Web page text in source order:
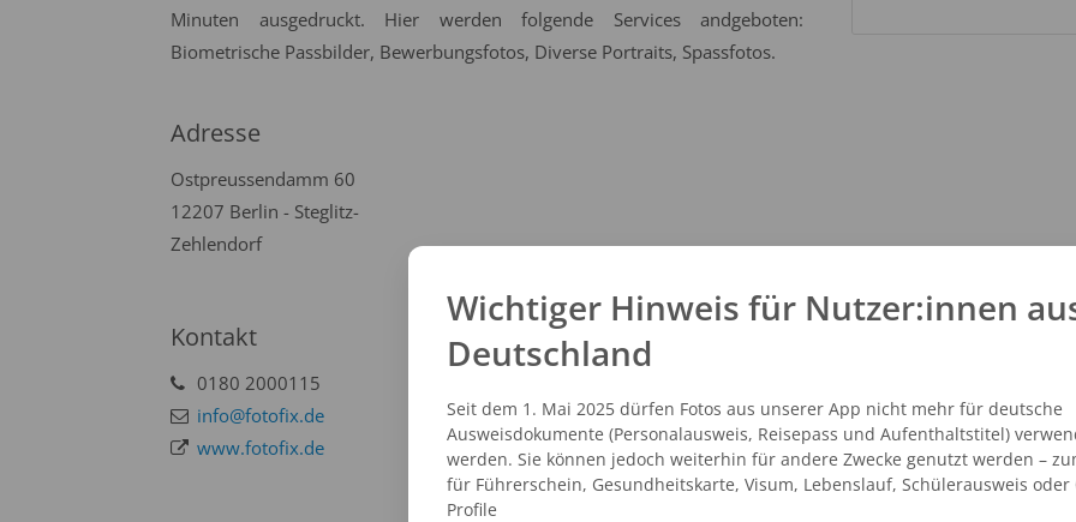
Minuten ausgedruckt. Hier werden folgende Services andgeboten:
Biometrische Passbilder, Bewerbungsfotos, Diverse Portraits, Spassfotos.
Adresse
Ostpreussendamm 60
12207 Berlin - Steglitz-
Zehlendorf
Kontakt
0180 2000115
info@fotofix.de
www.fotofix.de
Wichtiger Hinweis für Nutzer:innen
Deutschland
Seit dem 1. Mai 2025 dürfen Fotos aus unserer App nicht mehr für deutsche
Ausweisdokumente (Personalausweis, Reisepass und Aufenthaltstitel)
werden. Sie können jedoch weiterhin für andere Zwecke genutzt werden –
für Führerschein, Gesundheitskarte, Visum, Lebenslauf, Schülerausweis oder
Profile